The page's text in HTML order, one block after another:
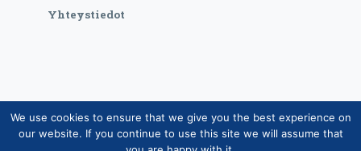
Yhteystiedot
Copyright © Suomen Rotarypalvelu ry 2026 |
Jäsentietojärjestelmän tietosuojaseloste|Henkilötietojen
We use cookies to ensure that we give you the best experience on
our website. If you continue to use this site we will assume that